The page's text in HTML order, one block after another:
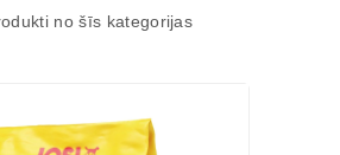
no šīs kategorijas